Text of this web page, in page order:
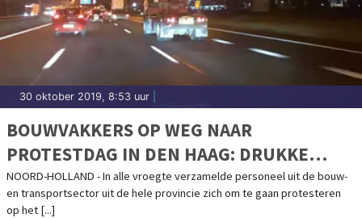
30 oktober 2019, 8:53 uur
BOUWVAKKERS OP WEG NAAR
PROTESTDAG IN DEN HAAG: DRUKKE
OCHTENDSPITS NOORD-HOLLAND BLIJFT
UIT
NOORD-HOLLAND - In alle vroegte verzamelde personeel uit de bouw-
en transportsector uit de hele provincie zich om te gaan protesteren
op het [...]